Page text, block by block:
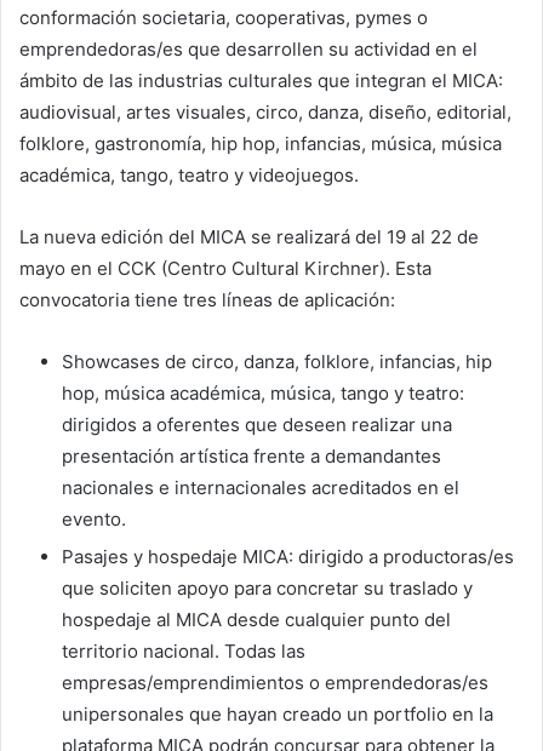
conformación societaria, cooperativas, pymes o
emprendedoras/es que desarrollen su actividad en el
ámbito de las industrias culturales que integran el MICA:
audiovisual, artes visuales, circo, danza, diseño, editorial,
folklore, gastronomía, hip hop, infancias, música, música
académica, tango, teatro y videojuegos.
La nueva edición del MICA se realizará del 19 al 22 de
mayo en el CCK (Centro Cultural Kirchner). Esta
convocatoria tiene tres líneas de aplicación:
Showcases de circo, danza, folklore, infancias, hip
hop, música académica, música, tango y teatro:
dirigidos a oferentes que deseen realizar una
presentación artística frente a demandantes
nacionales e internacionales acreditados en el
evento.
Pasajes y hospedaje MICA: dirigido a productoras/es
que soliciten apoyo para concretar su traslado y
hospedaje al MICA desde cualquier punto del
territorio nacional. Todas las
empresas/emprendimientos o emprendedoras/es
unipersonales que hayan creado un portfolio en la
plataforma MICA podrán concursar para obtener la